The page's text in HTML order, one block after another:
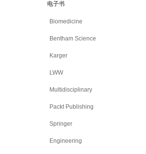
电子书
Biomedicine
Bentham Science
Karger
LWW
Multidisciplinary
Packt Publishing
Springer
Engineering